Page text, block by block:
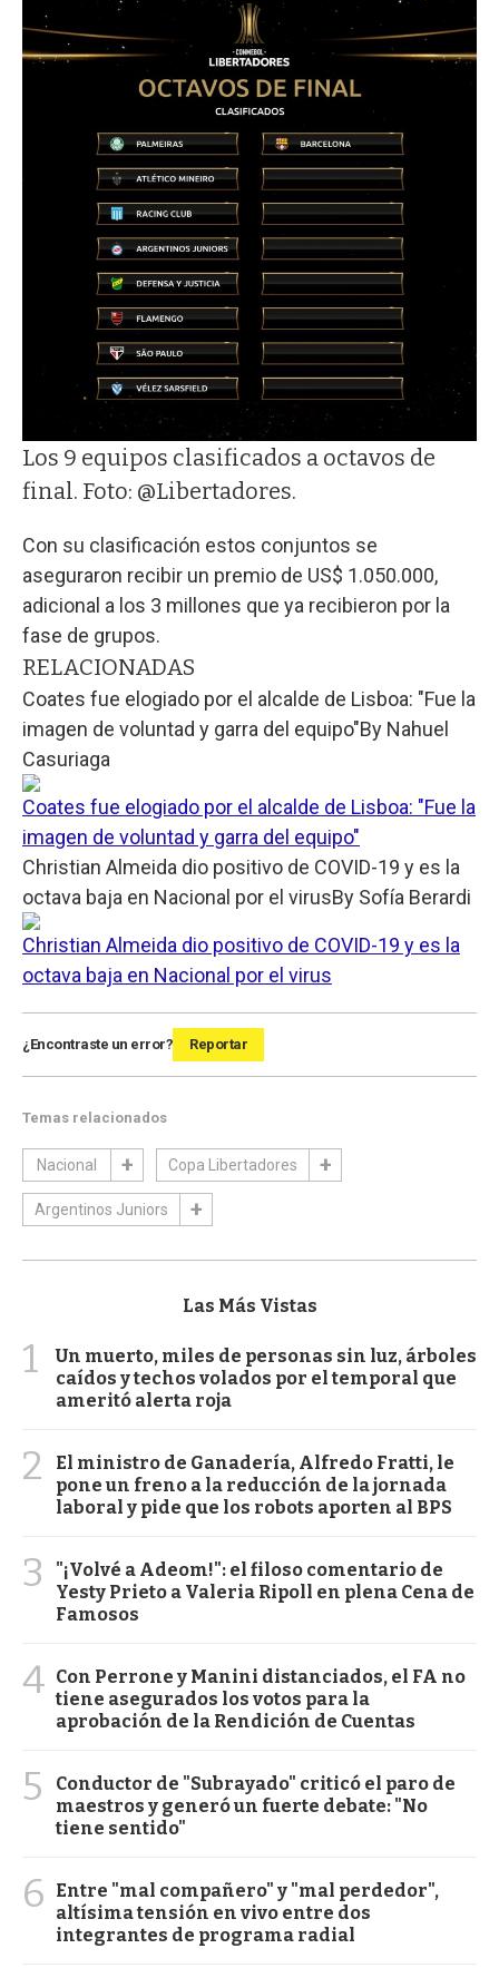
Los 9 equipos clasificados a octavos de
final. Foto: @Libertadores.
Con su clasificación estos conjuntos se
aseguraron recibir un premio de US$ 1.050.000,
adicional a los 3 millones que ya recibieron por la
fase de grupos.
RELACIONADAS
Coates fue elogiado por el alcalde de Lisboa: "Fue la
imagen de voluntad y garra del equipo"By Nahuel
Casuriaga
Coates fue elogiado por el alcalde de Lisboa: "Fue la
imagen de voluntad y garra del equipo"
Christian Almeida dio positivo de COVID-19 y es la
octava baja en Nacional por el virusBy Sofía Berardi
Christian Almeida dio positivo de COVID-19 y es la
octava baja en Nacional por el virus
¿Encontraste un error? Reportar
Temas relacionados
Nacional Copa Libertadores
Argentinos Juniors
Las Más Vistas
1
Un muerto, miles de personas sin luz, árboles
caídos y techos volados por el temporal que
ameritó alerta roja
2
El ministro de Ganadería, Alfredo Fratti, le
pone un freno a la reducción de la jornada
laboral y pide que los robots aporten al BPS
3
"¡Volvé a Adeom!": el filoso comentario de
Yesty Prieto a Valeria Ripoll en plena Cena de
Famosos
4 Con Perrone y Manini distanciados, el FA no
tiene asegurados los votos para la
aprobación de la Rendición de Cuentas
5
Conductor de "Subrayado" criticó el paro de
maestros y generó un fuerte debate: "No
tiene sentido"
6
Entre "mal compañero" y "mal perdedor",
altísima tensión en vivo entre dos
integrantes de programa radial